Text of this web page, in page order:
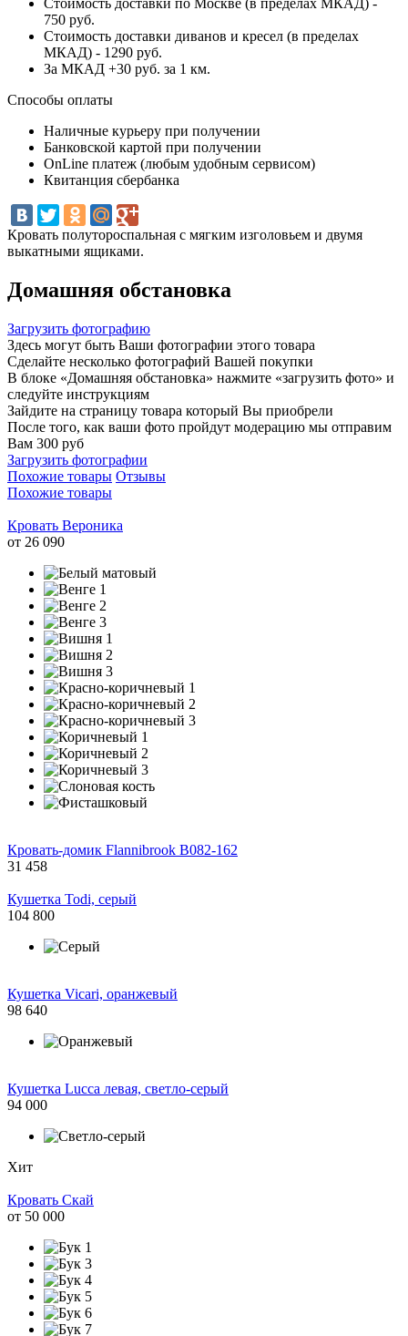
750 руб.
Стоимость доставки диванов и кресел (в пределах
МКАД) - 1290 руб.
За МКАД +30 руб. за 1 км.
Способы оплаты
Наличные курьеру при получении
Банковской картой при получении
OnLine платеж (любым удобным сервисом)
Квитанция сбербанка
Кровать полутороспальная с мягким изголовьем и двумя
выкатными ящиками.
Домашняя обстановка
Загрузить фотографию
Здесь могут быть Ваши фотографии этого товара
Сделайте несколько фотографий Вашей покупки
В блоке «Домашняя обстановка» нажмите «загрузить фото» и
следуйте инструкциям
Зайдите на страницу товара который Вы приобрели
После того, как ваши фото пройдут модерацию мы отправим
Вам 300 руб
Загрузить фотографии
Похожие товары Отзывы
Похожие товары
Кровать Вероника
от 26 090
Кровать-домик Flannibrook B082-162
31 458
Кушетка Todi, серый
104 800
Кушетка Vicari, оранжевый
98 640
Кушетка Lucca левая, светло-серый
94 000
Хит
Кровать Скай
от 50 000